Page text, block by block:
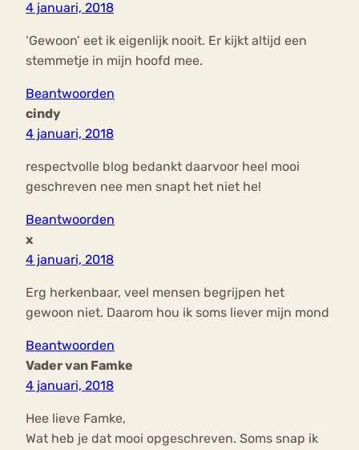
4 januari, 2018
‘Gewoon’ eet ik eigenlijk nooit. Er kijkt altijd een
stemmetje in mijn hoofd mee.
Beantwoorden
cindy
4 januari, 2018
respectvolle blog bedankt daarvoor heel mooi
geschreven nee men snapt het niet he!
Beantwoorden
x
4 januari, 2018
Erg herkenbaar, veel mensen begrijpen het
gewoon niet. Daarom hou ik soms liever mijn mond
Beantwoorden
Vader van Famke
4 januari, 2018
Hee lieve Famke,
Wat heb je dat mooi opgeschreven. Soms snap ik